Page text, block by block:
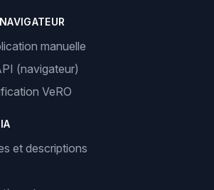
manuelle
(navigateur)
VeRO
et descriptions